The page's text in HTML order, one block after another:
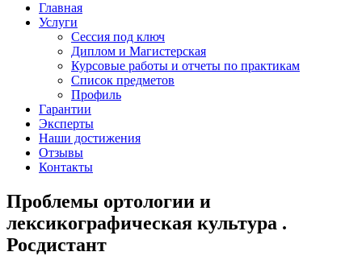
Главная
Услуги
Сессия под ключ
Диплом и Магистерская
Курсовые работы и отчеты по практикам
Список предметов
Профиль
Гарантии
Эксперты
Наши достижения
Отзывы
Контакты
Проблемы ортологии и
лексикографическая культура .
Росдистант